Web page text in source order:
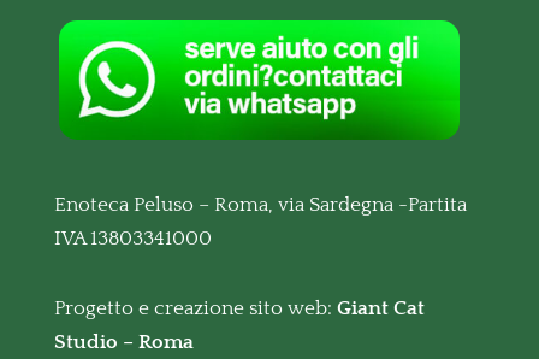
Enoteca Peluso – Roma, via Sardegna -Partita
IVA 13803341000
Progetto e creazione sito web: Giant Cat
Studio – Roma